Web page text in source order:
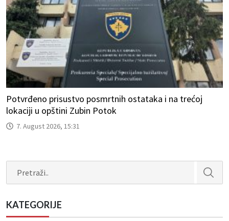
Potvrđeno prisustvo posmrtnih ostataka i na trećoj
lokaciji u opštini Zubin Potok
7. August 2026, 15:31
KATEGORIJE